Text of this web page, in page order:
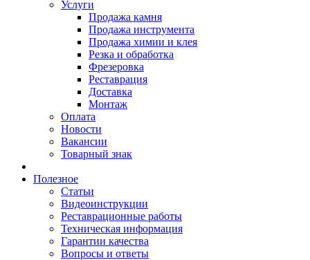
Услуги
Продажа камня
Продажа инструмента
Продажа химии и клея
Резка и обработка
Фрезеровка
Реставрация
Доставка
Монтаж
Оплата
Новости
Вакансии
Товарный знак
Полезное
Статьи
Видеоинструкции
Реставрационные работы
Техническая информация
Гарантии качества
Вопросы и ответы